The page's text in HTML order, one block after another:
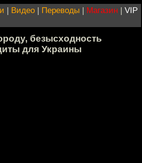
| Видео | Переводы | Магазин | VIP
безысходность
для Украины